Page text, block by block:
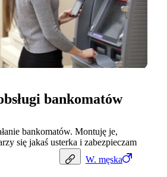
W. męska
bankomatów
bankomatów. Montuję je,
się jakaś usterka i zabezpieczam